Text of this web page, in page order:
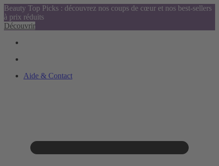
Beauty Top Picks : découvrez nos coups de cœur et nos best-sellers
à prix réduits
Découvrir
Aide & Contact